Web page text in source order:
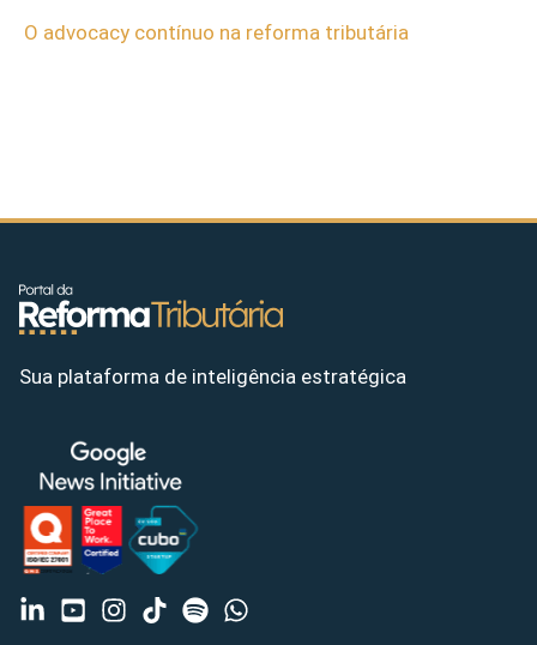
O advocacy contínuo na reforma tributária
Sua plataforma de inteligência estratégica